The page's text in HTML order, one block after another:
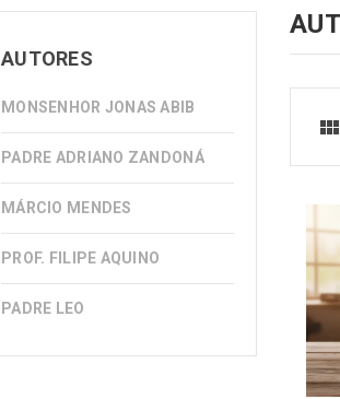
AUTORES
MONSENHOR JONAS ABIB
PADRE ADRIANO ZANDONÁ
MÁRCIO MENDES
PROF. FILIPE AQUINO
PADRE LEO
